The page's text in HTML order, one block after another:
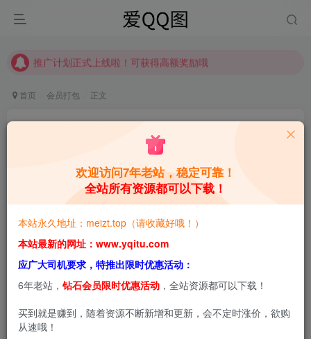
推广计划正式上线啦！可获得高额奖励哦
推广计划正式上线啦！可获得高额奖励哦
首页 会员打包 正文
青萌酱
2天前更新
关注
0 1.3W+ 3.2W+
本站预览图进行了压缩和水印，原图无压缩，无本站水
印。
2026-8-4，新增1套，共15套
欢迎访问7年老站，稳定可靠！
全站所有资源都可以下载！
本站永久地址：meizt.top（请收藏好哦！）
本站最新的网址：www.yqitu.com
应广大司机要求，特推出限时优惠活动：
6年老站， 钻石会员限时优惠活动 ，全站资源都可以下载！
买到就是赚到，随着资源不断新增和更新，会不定时涨价，欲购
从速哦！